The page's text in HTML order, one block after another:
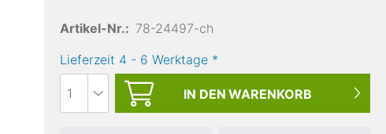
Artikel-Nr.: 78-24497-ch
Lieferzeit 4 - 6 Werktage *
IN DEN WARENKORB